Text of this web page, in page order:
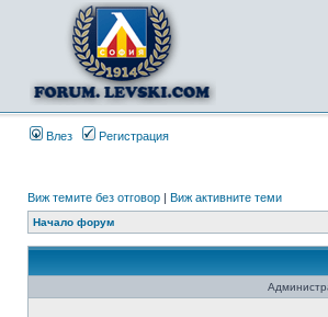
Влез Регистрация
Виж темите без отговор | Виж активните теми
Начало форум